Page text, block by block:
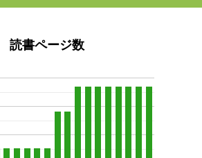
読書ページ数